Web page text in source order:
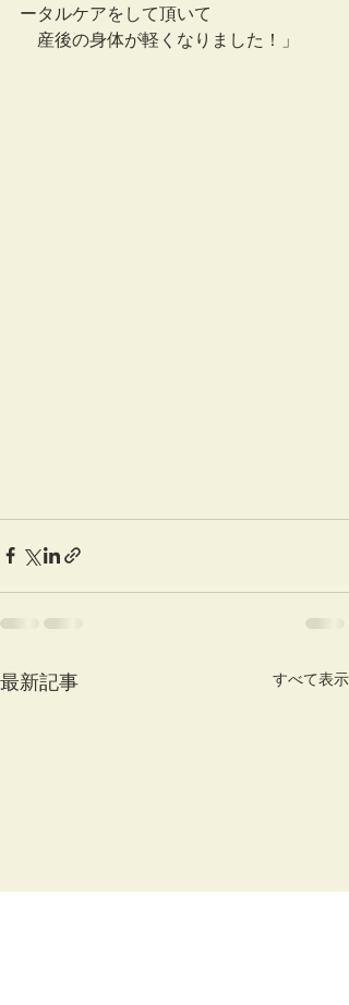
ータルケアをして頂いて
産後の身体が軽くなりました！」
最新記事 すべて表示